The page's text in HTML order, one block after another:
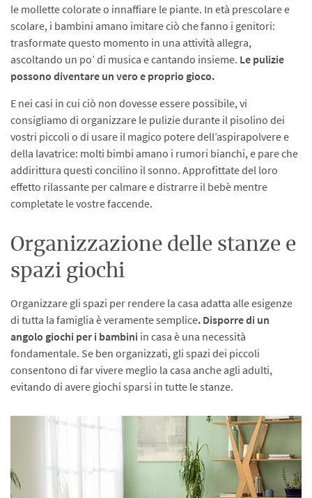
le mollette colorate o innaffiare le piante. In età prescolare e
scolare, i bambini amano imitare ciò che fanno i genitori:
trasformate questo momento in una attività allegra,
ascoltando un po’ di musica e cantando insieme. Le pulizie
possono diventare un vero e proprio gioco.
E nei casi in cui ciò non dovesse essere possibile, vi
consigliamo di organizzare le pulizie durante il pisolino dei
vostri piccoli o di usare il magico potere dell’aspirapolvere e
della lavatrice: molti bimbi amano i rumori bianchi, e pare che
addirittura questi concilino il sonno. Approfittate del loro
effetto rilassante per calmare e distrarre il bebè mentre
completate le vostre faccende.
Organizzazione delle stanze e
spazi giochi
Organizzare gli spazi per rendere la casa adatta alle esigenze
di tutta la famiglia è veramente semplice. Disporre di un
angolo giochi per i bambini in casa è una necessità
fondamentale. Se ben organizzati, gli spazi dei piccoli
consentono di far vivere meglio la casa anche agli adulti,
evitando di avere giochi sparsi in tutte le stanze.